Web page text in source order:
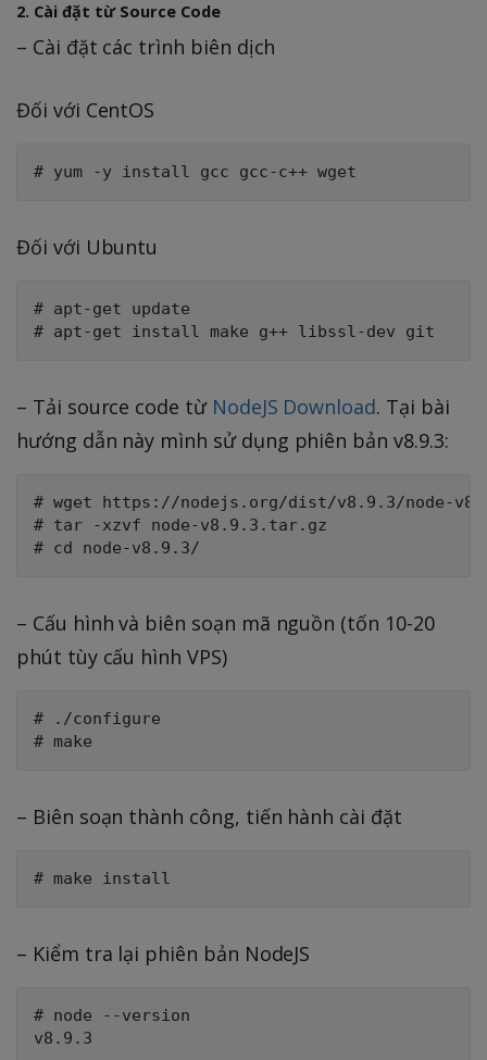
2. Cài đặt từ Source Code
– Cài đặt các trình biên dịch
Đối với CentOS
Đối với Ubuntu
# apt-get update
– Tải source code từ NodeJS Download. Tại bài
hướng dẫn này mình sử dụng phiên bản v8.9.3:
# wget https://nodejs.org/dist/v8.9.3/node-
# tar -xzvf node-v8.9.3.tar.gz
– Cấu hình và biên soạn mã nguồn (tốn 10-20
phút tùy cấu hình VPS)
# ./configure
– Biên soạn thành công, tiến hành cài đặt
– Kiểm tra lại phiên bản NodeJS
# node --version